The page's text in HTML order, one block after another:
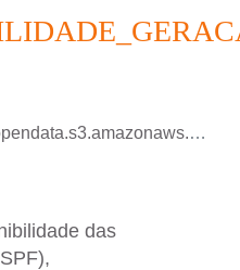
geracao-sin/IND_DISPONIBILIDADE_GERACAO_2011.xlsx
das